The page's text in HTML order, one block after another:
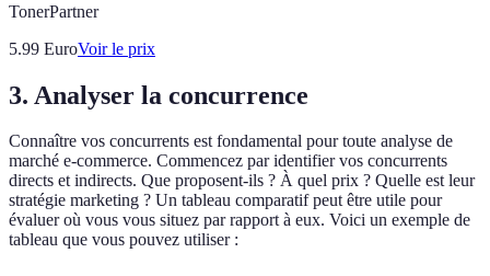
TonerPartner
5.99 EuroVoir le prix
3. Analyser la concurrence
Connaître vos concurrents est fondamental pour toute analyse de
marché e-commerce. Commencez par identifier vos concurrents
directs et indirects. Que proposent-ils ? À quel prix ? Quelle est leur
stratégie marketing ? Un tableau comparatif peut être utile pour
évaluer où vous vous situez par rapport à eux. Voici un exemple de
tableau que vous pouvez utiliser :